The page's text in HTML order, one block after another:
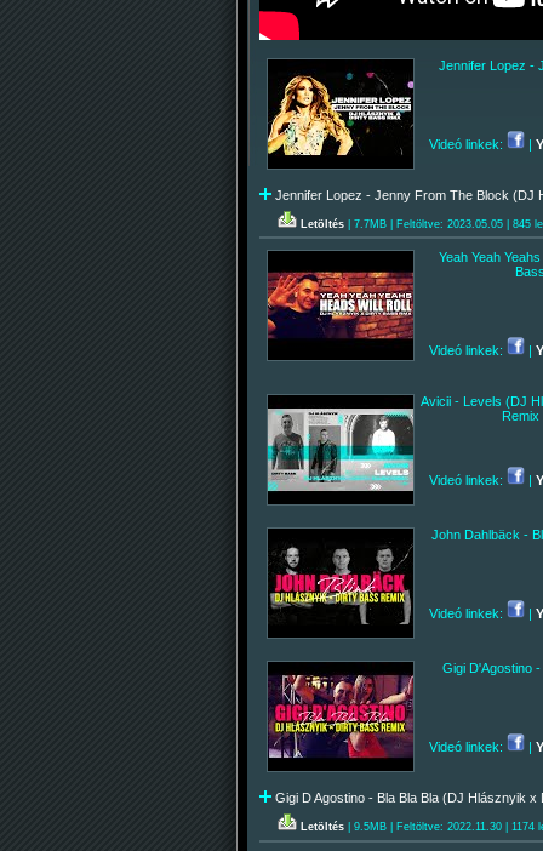
Jennifer Lopez -
Videó linkek: |
Jennifer Lopez - Jenny From The Block (DJ
Letöltés | 7.7MB | Feltöltve: 2023.05.05 | 845
Yeah Yeah
Videó linkek: |
Avicii - Levels (DJ
Remix
Videó linkek: |
John Dahlbäck -
Videó linkek: |
Gigi D'Agostino
Videó linkek: |
Gigi D Agostino - Bla Bla Bla (DJ Hlásznyik
Letöltés | 9.5MB | Feltöltve: 2022.11.30 | 1174